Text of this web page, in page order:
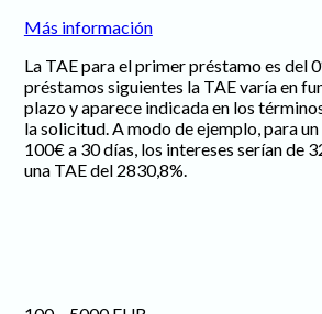
Más información
La TAE para el primer préstamo es del
préstamos siguientes la TAE varía en
plazo y aparece indicada en los
la solicitud. A modo de ejemplo, para
100€ a 30 días, los intereses serían de
una TAE del 2830,8%.